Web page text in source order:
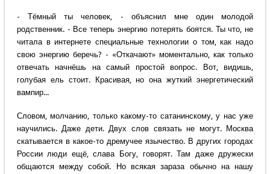
- Тёмный ты человек, - объяснил мне один молодой
родственник. - Все теперь энергию потерять боятся. Ты что, не
читала в интернете специальные технологии о том, как надо
свою энергию беречь? - «Откачают» моментально, как только
отвечать начнёшь на самый простой вопрос. Вот, видишь,
голубая ель стоит. Красивая, но она жуткий энергетический
вампир...
Словом, молчанию, только какому-то сатанинскому, у нас уже
научились. Даже дети. Двух слов связать не могут. Москва
скатывается в какое-то дремучее язычество. В других городах
России люди ещё, слава Богу, говорят. Там даже дружески
общаются между собой. Но всякая зараза обычно на нашу